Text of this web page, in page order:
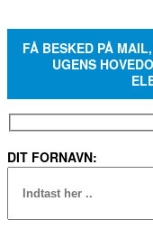
FÅ BESKED PÅ
UGENS
DIT FORNAVN: